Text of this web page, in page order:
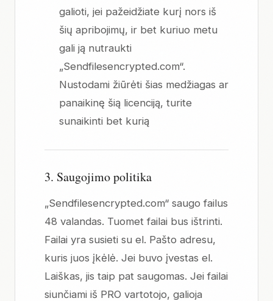
galioti, jei pažeidžiate kurį nors iš
šių apribojimų, ir bet kuriuo metu
gali ją nutraukti
„Sendfilesencrypted.com“.
Nustodami žiūrėti šias medžiagas ar
panaikinę šią licenciją, turite
sunaikinti bet kurią
3. Saugojimo politika
„Sendfilesencrypted.com“ saugo failus
48 valandas. Tuomet failai bus ištrinti.
Failai yra susieti su el. Pašto adresu,
kuris juos įkėlė. Jei buvo įvestas el.
Laiškas, jis taip pat saugomas. Jei failai
siunčiami iš PRO vartotojo, galioja